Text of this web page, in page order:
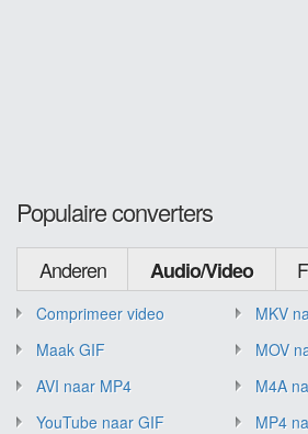
Populaire converters
Anderen Audio/Video
Comprimeer video
MKV
Maak GIF
MOV
AVI naar MP4
M4A
YouTube naar GIF
MP4